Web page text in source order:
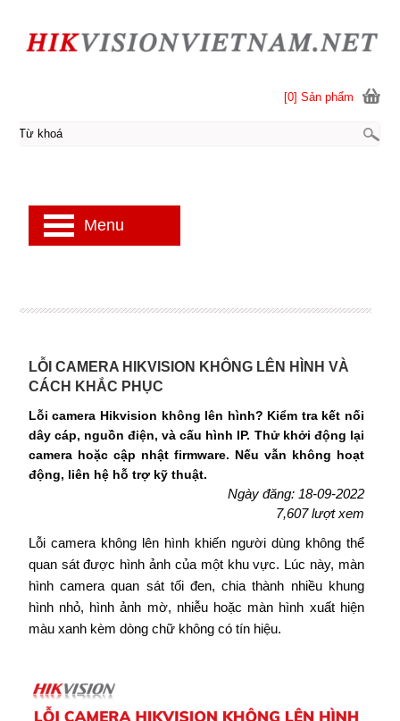
LỖI CAMERA HIKVISION KHÔNG LÊN HÌNH VÀ
CÁCH KHẮC PHỤC
Lỗi camera Hikvision không lên hình? Kiểm tra kết nối
dây cáp, nguồn điện, và cấu hình IP. Thử khởi động lại
camera hoặc cập nhật firmware. Nếu vẫn không hoạt
động, liên hệ hỗ trợ kỹ thuật.
Ngày đăng: 18-09-2022
7,607 lượt xem
Lỗi camera không lên hình khiến người dùng không thể
quan sát được hình ảnh của một khu vực. Lúc này, màn
hình camera quan sát tối đen, chia thành nhiều khung
hình nhỏ, hình ảnh mờ, nhiễu hoặc màn hình xuất hiện
màu xanh kèm dòng chữ không có tín hiệu.
[0] Sản phẩm
Menu